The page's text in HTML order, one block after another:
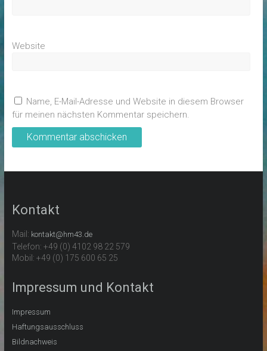
Website
Name, E-Mail-Adresse und Website in diesem Browser
für meinen nächsten Kommentar speichern.
Kontakt
Mail: kontakt@hm43.de
Telefon: +49 (0) 4102 98 22 579
Mobil: +49 (0) 175 600 65 25
Impressum und Kontakt
Impressum
Haftungsausschluss
Bildnachweis